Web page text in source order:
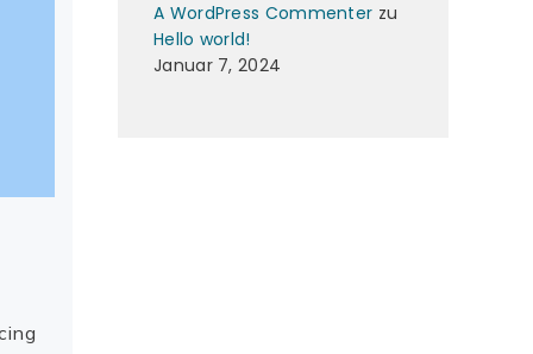
A WordPress Commenter zu
Hello world!
Januar 7, 2024